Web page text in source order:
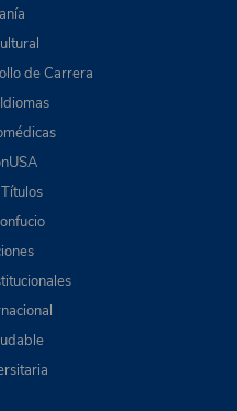
de Carrera